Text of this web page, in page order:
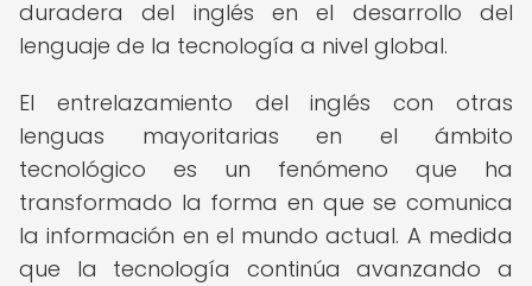
duradera del inglés en el desarrollo del
lenguaje de la tecnología a nivel global.
El entrelazamiento del inglés con otras
lenguas mayoritarias en el ámbito
tecnológico es un fenómeno que ha
transformado la forma en que se comunica
la información en el mundo actual. A medida
que la tecnología continúa avanzando a